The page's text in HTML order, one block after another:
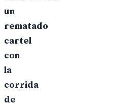
un
rematado
cartel
con
la
corrida
de